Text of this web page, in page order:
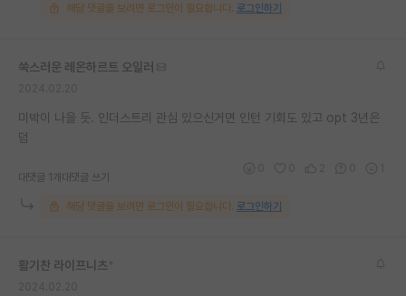
해당 댓글을 보려면 로그인이 필요합니다. 로그인하기
쑥스러운 레온하르트 오일러
미박이 나을 듯. 인더스트리 관심 있으신거면 인턴 기회도 있고 opt 3년은
덤
대댓글 1개 대댓글 쓰기
해당 댓글을 보려면 로그인이 필요합니다. 로그인하기
활기찬 라이프니츠